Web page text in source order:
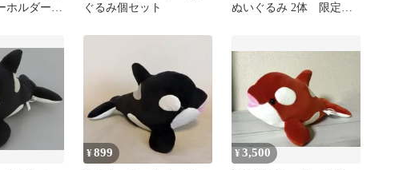
ホルダー
ぐるみ個セット
ぬいぐるみ 2体 限定色2
¥899 ¥3,500